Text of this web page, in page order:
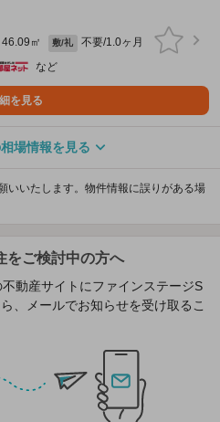
46.09㎡ 敷/礼
不要/1.0ヶ月
など
を見る
場情報を見る
いたします。物件情報に誤りがある場
をご検討中の方へ
動産サイトにファインステージS
、メールでお知らせを受け取るこ